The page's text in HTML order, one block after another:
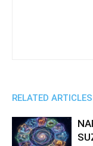
RELATED ARTICLES